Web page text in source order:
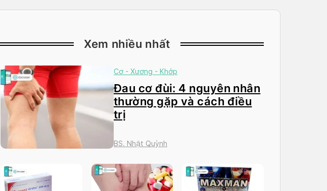
Xem nhiều nhất
Cơ - Xương - Khớp
Đau cơ đùi: 4 nguyên nhân
thường gặp và cách điều
trị
BS. Nhật Quỳnh